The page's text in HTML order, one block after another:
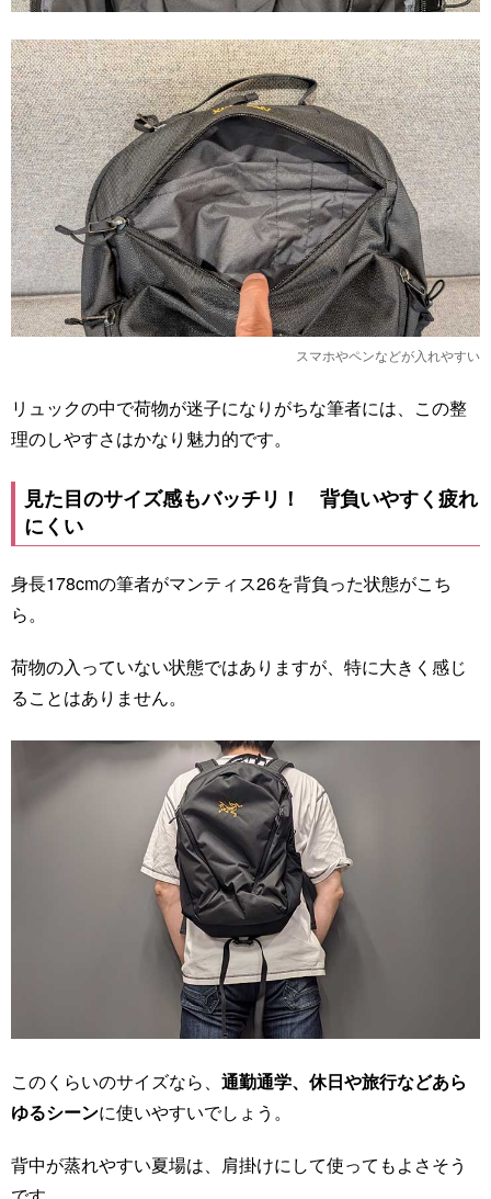
スマホやペンなどが入れやすい
リュックの中で荷物が迷子になりがちな筆者には、この整
理のしやすさはかなり魅力的です。
見た目のサイズ感もバッチリ！ 背負いやすく疲れ
にくい
身長178cmの筆者がマンティス26を背負った状態がこち
ら。
荷物の入っていない状態ではありますが、特に大きく感じ
ることはありません。
このくらいのサイズなら、 通勤通学、休日や旅行などあら
ゆるシーンに使いやすいでしょう。
背中が蒸れやすい夏場は、肩掛けにして使ってもよさそう